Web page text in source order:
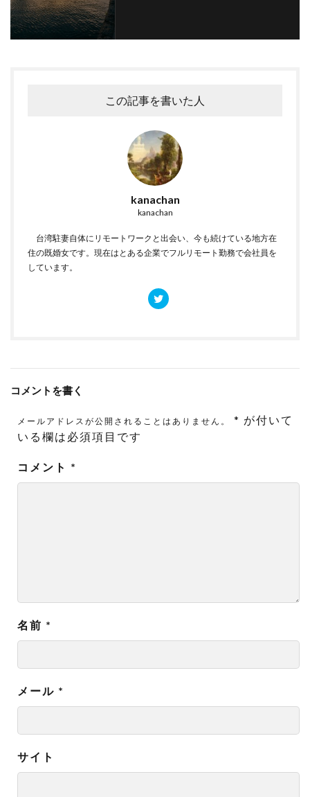
この記事を書いた人
kanachan
kanachan
台湾駐妻自体にリモートワークと出会い、今も続けている地方在
住の既婚女です。現在はとある企業でフルリモート勤務で会社員を
しています。
コメントを書く
メールアドレスが公開されることはありません。 * が付いて
いる欄は必須項目です
コメント *
名前 *
メール *
サイト